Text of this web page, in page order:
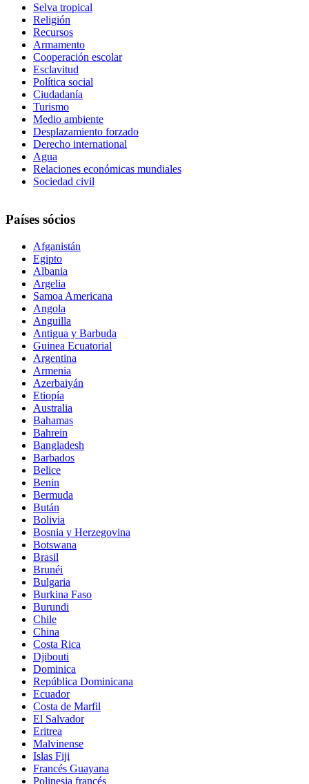
Selva tropical
Religión
Recursos
Armamento
Cooperación escolar
Esclavitud
Política social
Ciudadanía
Turismo
Medio ambiente
Desplazamiento forzado
Derecho international
Agua
Relaciones económicas mundiales
Sociedad civil
Países sócios
Afganistán
Egipto
Albania
Argelia
Samoa Americana
Angola
Anguilla
Antigua y Barbuda
Guinea Ecuatorial
Argentina
Armenia
Azerbaiyán
Etiopía
Australia
Bahamas
Bahrein
Bangladesh
Barbados
Belice
Benin
Bermuda
Bután
Bolivia
Bosnia y Herzegovina
Botswana
Brasil
Brunéi
Bulgaria
Burkina Faso
Burundi
Chile
China
Costa Rica
Djibouti
Dominica
República Dominicana
Ecuador
Costa de Marfil
El Salvador
Eritrea
Malvinense
Islas Fiji
Francés Guayana
Polinesia francés